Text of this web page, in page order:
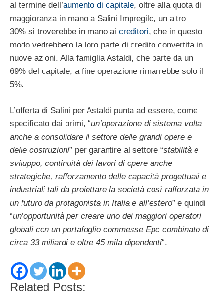
al termine dell’aumento di capitale, oltre alla quota di
maggioranza in mano a Salini Impregilo, un altro
30% si troverebbe in mano ai creditori, che in questo
modo vedrebbero la loro parte di credito convertita in
nuove azioni. Alla famiglia Astaldi, che parte da un
69% del capitale, a fine operazione rimarrebbe solo il
5%.
L’offerta di Salini per Astaldi punta ad essere, come
specificato dai primi, “un’operazione di sistema volta
anche a consolidare il settore delle grandi opere e
delle costruzioni” per garantire al settore “stabilità e
sviluppo, continuità dei lavori di opere anche
strategiche, rafforzamento delle capacità progettuali e
industriali tali da proiettare la società così rafforzata in
un futuro da protagonista in Italia e all’estero” e quindi
“un’opportunità per creare uno dei maggiori operatori
globali con un portafoglio commesse Epc combinato di
circa 33 miliardi e oltre 45 mila dipendenti“.
Related Posts: